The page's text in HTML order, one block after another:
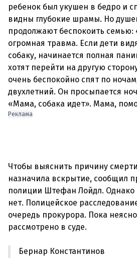
ребенок был укушен в бедро и
видны глубокие шрамы. Но
продолжают беспокоить семью:
огромная травма. Если дети
собаку, начинается полная
хотят перейти на другую
очень беспокойно спят по
двухлетний. Он просыпается
Реклама
Чтобы выяснить причину
назначила вскрытие, сообщил
полиции Штефан Лойдл. Однако
нет. Полицейское
очередь прокурора. Пока
Бернар Константинов